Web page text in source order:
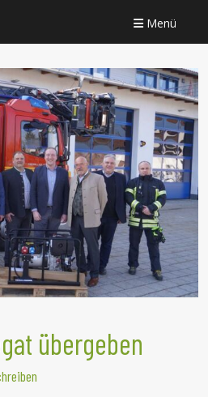
Menü
übergeben